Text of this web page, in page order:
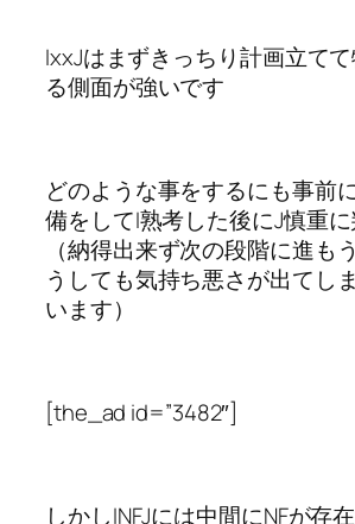
IxxJはまずきっちり計画立て
る側面が強いです
どのような事をするにも事前
備をしてI熟考した後にJ慎重
（納得出来ず次の段階に進も
うしても気持ち悪さが出てし
います）
[the_ad id=”3482″]
しかしINFJには中間にNFが存